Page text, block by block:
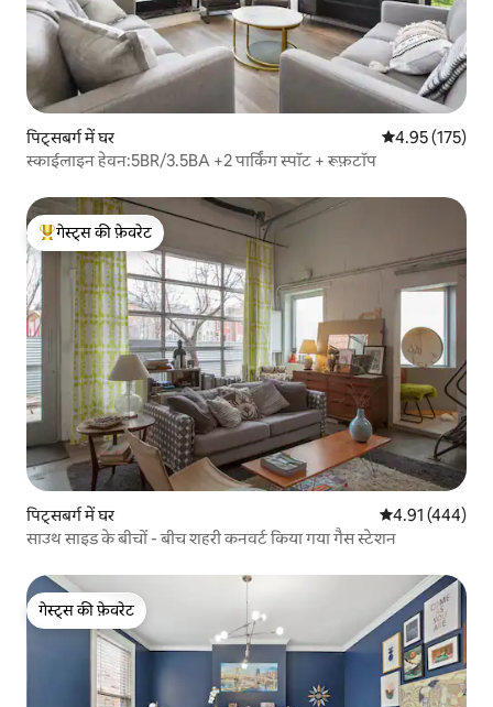
पिट्सबर्ग में घर औसत रेटिंग 5 में से
4.95 (175)
स्काईलाइन हेवन:5BR/3.5BA +2 पार्किंग स्पॉट + रूफ़टॉप
गेस्ट्स का टॉप फ़ेवरेट
गेस्ट्स की फ़ेवरेट
पिट्सबर्ग में घर औसत रेटिंग 5 में से
4.91 (444)
साउथ साइड के बीचों - बीच शहरी कनवर्ट किया गया गैस स्टेशन
गेस्ट्स की फ़ेवरेट
गेस्ट्स की फ़ेवरेट